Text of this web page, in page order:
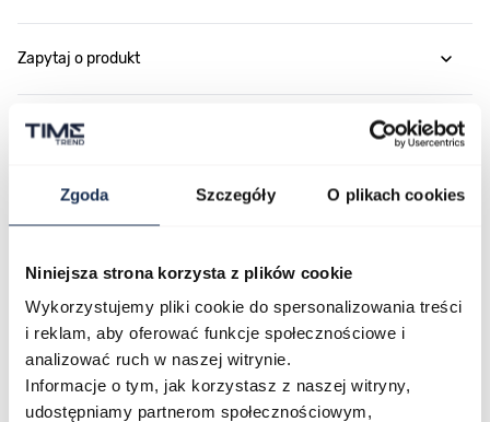
Zgoda Szczegóły O plikach cookies
Niniejsza strona korzysta z plików cookie
Wykorzystujemy pliki cookie do spersonalizowania treści
i reklam, aby oferować funkcje społecznościowe i
analizować ruch w naszej witrynie.
Informacje o tym, jak korzystasz z naszej witryny,
udostępniamy partnerom społecznościowym,
Zapytaj o produkt
Płatność i dostawa
Poruszanie się po elementach karuzeli jest możliwe za pomocą
Naciśnij, aby pominąć karuzelę
Naciśnij, aby przejść do nawigacji karuzeli